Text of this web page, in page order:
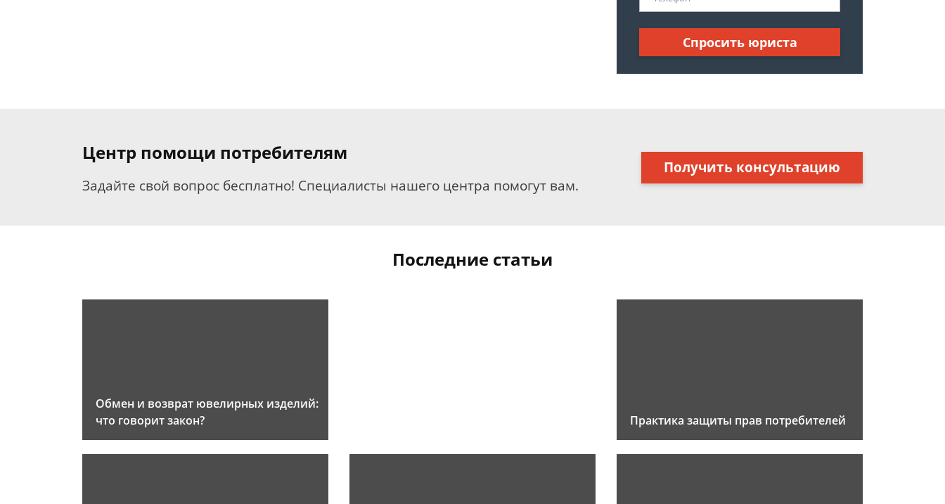
Спросить юриста
Центр помощи потребителям
Задайте свой вопрос бесплатно! Специалисты нашего центра помогут вам.
Получить консультацию
Последние статьи
Обмен и возврат ювелирных изделий:
что говорит закон?
Практика защиты прав потребителей